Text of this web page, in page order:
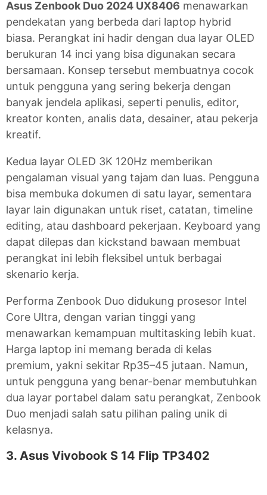
Asus Zenbook Duo 2024 UX8406 menawarkan
pendekatan yang berbeda dari laptop hybrid
biasa. Perangkat ini hadir dengan dua layar OLED
berukuran 14 inci yang bisa digunakan secara
bersamaan. Konsep tersebut membuatnya cocok
untuk pengguna yang sering bekerja dengan
banyak jendela aplikasi, seperti penulis, editor,
kreator konten, analis data, desainer, atau pekerja
kreatif.
Kedua layar OLED 3K 120Hz memberikan
pengalaman visual yang tajam dan luas. Pengguna
bisa membuka dokumen di satu layar, sementara
layar lain digunakan untuk riset, catatan, timeline
editing, atau dashboard pekerjaan. Keyboard yang
dapat dilepas dan kickstand bawaan membuat
perangkat ini lebih fleksibel untuk berbagai
skenario kerja.
Performa Zenbook Duo didukung prosesor Intel
Core Ultra, dengan varian tinggi yang
menawarkan kemampuan multitasking lebih kuat.
Harga laptop ini memang berada di kelas
premium, yakni sekitar Rp35–45 jutaan. Namun,
untuk pengguna yang benar-benar membutuhkan
dua layar portabel dalam satu perangkat, Zenbook
Duo menjadi salah satu pilihan paling unik di
kelasnya.
3. Asus Vivobook S 14 Flip TP3402